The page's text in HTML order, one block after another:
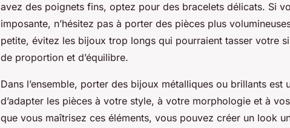
avez des poignets fins, optez pour des bracelets délicats. Si
imposante, n’hésitez pas à porter des pièces plus
petite, évitez les bijoux trop longs qui pourraient tasser votre
de proportion et d’équilibre.
Dans l’ensemble, porter des bijoux métalliques ou brillants est
d’adapter les pièces à votre style, à votre morphologie et à
que vous maîtrisez ces éléments, vous pouvez créer un look